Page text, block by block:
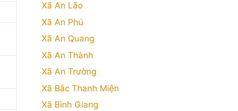
Xã An Lão
Xã An Phú
Xã An Quang
Xã An Thành
Xã An Trường
Xã Bắc Thanh Miện
Xã Bình Giang